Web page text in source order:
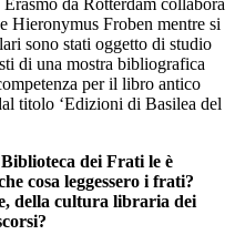
Hieronymus Froben mentre si
sono stati oggetto di studio
di una mostra bibliografica
per il libro antico
titolo ‘Edizioni di Basilea del
dei Frati le è
cosa leggessero i frati?
della cultura libraria dei